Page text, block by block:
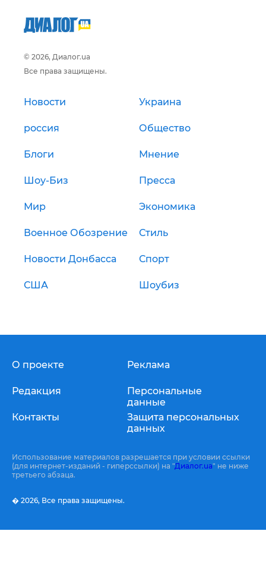
© 2026, Диалог.ua
Все права защищены.
Новости Украина
россия Общество
Блоги Мнение
Шоу-Биз Пресса
Мир Экономика
Военное Обозрение Стиль
Новости Донбасса Спорт
США Шоубиз
О проекте
Редакция
Контакты
Реклама
Персональные
данные
Защита персональных
данных
Использование материалов разрешается при условии ссылки
(для интернет-изданий - гиперссылки) на "Диалог.ua" не ниже
третьего абзаца.
� 2026, Все права защищены.